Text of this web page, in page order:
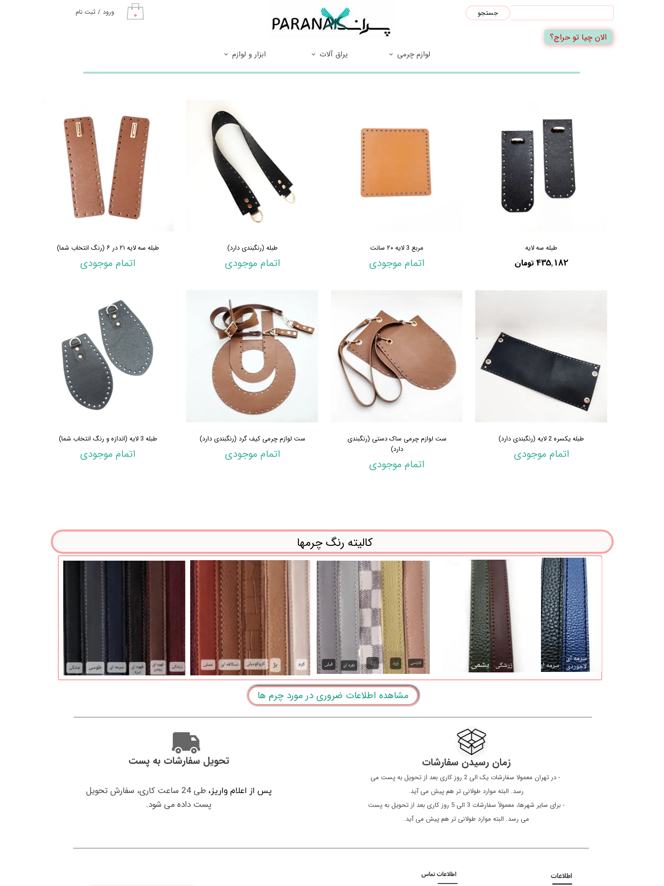
۰ ورود / ثبت نام
جستجو
لوازم چرمی یراق آلات ابزار و لوازم
الان چیا تو حراج؟
طبله سه لایه
۴۳۵,۱۸۲ تومان
مربع 3 لایه ۲۰ سانت
اتمام موجودی
طبله (رنگبندی دارد)
اتمام موجودی
طبله سه لایه ۲۱ در ۶ (رنگ انتخاب شما)
اتمام موجودی
طبله یکسره 2 لایه (رنگبندی دارد)
اتمام موجودی
ست لوازم چرمی ساک دستی (رنگبندی
دارد)
اتمام موجودی
ست لوازم چرمی کیف گرد (رنگبندی دارد)
اتمام موجودی
طبله 3 لایه (اندازه و رنگ انتخاب شما)
اتمام موجودی
اطلاعات اطلاعات تماس
تحویل سفارشات به پست
پس از اعلام واریز،
طی 24 ساعت کاری، سفارش تحویل
پست داده می شود.
زمان رسیدن سفارشات
​​​​​​​ - در تهران معمولا سفارشات یک الی 2 روز کاری بعد از تحویل به پست می
رسد. البته موارد طولانی تر هم پیش می آید.
- برای سایر شهرها، معمولاً سفارشات 3 الی 5 روز کاری بعد از تحویل به پست
می رسد. البته موارد طولانی تر هم پیش می آید.
کالیته رنگ چرمها
مشاهده اطلاعات ضروری در مورد چرم ها